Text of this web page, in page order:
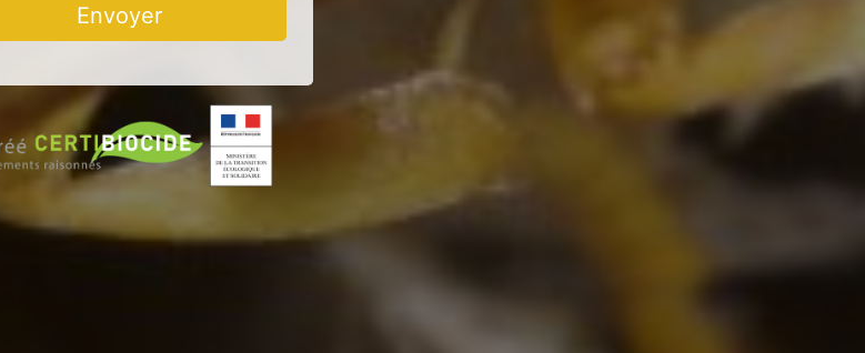
Envoyer